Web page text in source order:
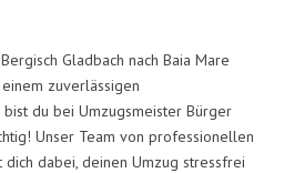
Gladbach nach Baia Mare
zuverlässigen
bist du bei Umzugsmeister Bürger
Unser Team von professionellen
dabei, deinen Umzug stressfrei